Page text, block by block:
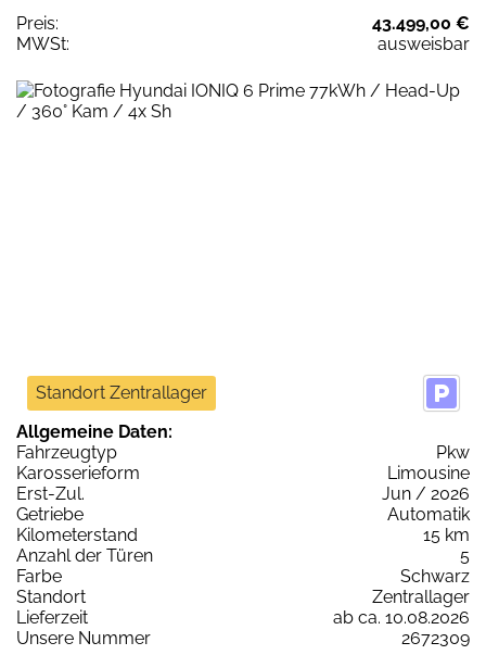
Preis:
43.499,00 €
MWSt:
ausweisbar
Standort Zentrallager
Allgemeine Daten:
Fahrzeugtyp
Pkw
Karosserieform
Limousine
Erst-Zul.
Jun / 2026
Getriebe
Automatik
Kilometerstand
15 km
Anzahl der Türen
5
Farbe
Schwarz
Standort
Zentrallager
Lieferzeit
ab ca. 10.08.2026
Unsere Nummer
2672309